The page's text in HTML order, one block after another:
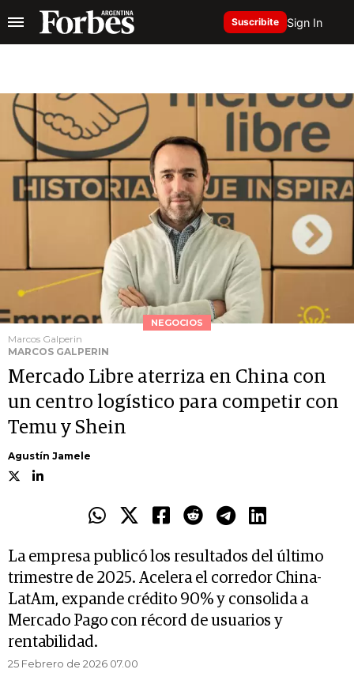
Suscribite Sign In
NEGOCIOS
Marcos Galperin
MARCOS GALPERIN
Mercado Libre aterriza en China con
un centro logístico para competir con
Temu y Shein
Agustín Jamele
La empresa publicó los resultados del último
trimestre de 2025. Acelera el corredor China-
LatAm, expande crédito 90% y consolida a
Mercado Pago con récord de usuarios y
rentabilidad.
25 Febrero de 2026 07.00